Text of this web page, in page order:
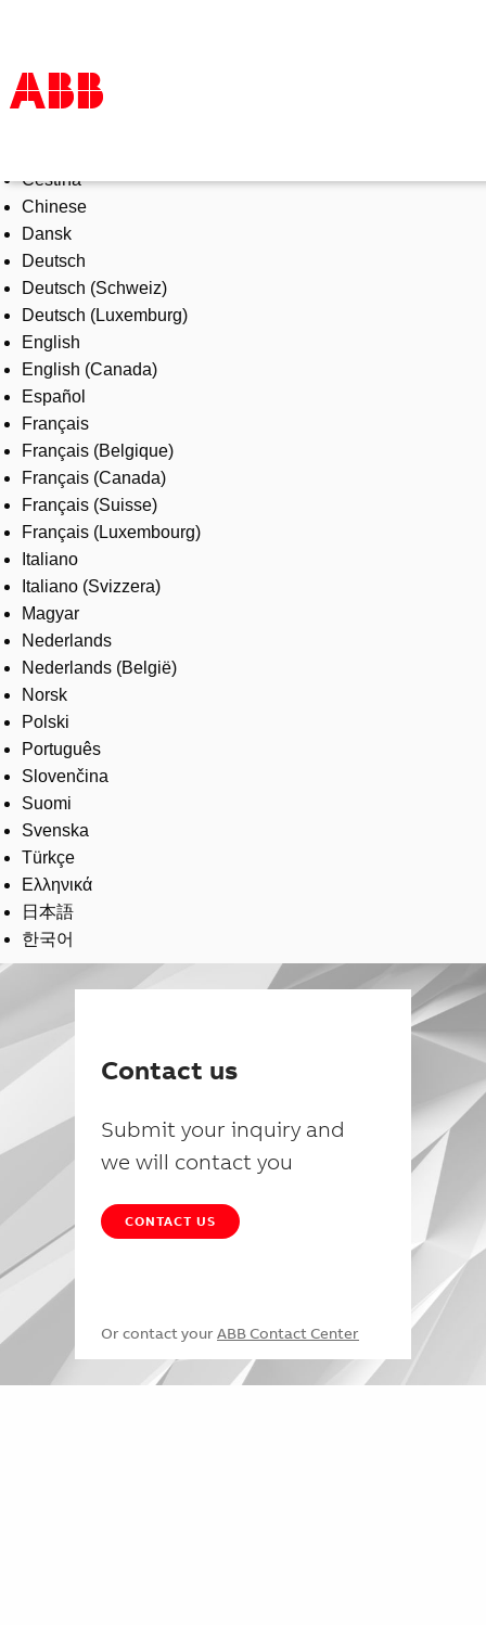
Products & Solutions
Industries
Services
About us
Where to buy
Contact us
Careers
Čeština
Chinese
Dansk
Deutsch
Deutsch (Schweiz)
Deutsch (Luxemburg)
English
English (Canada)
Español
Français
Français (Belgique)
Français (Canada)
Français (Suisse)
Français (Luxembourg)
Italiano
Italiano (Svizzera)
Magyar
Nederlands
Nederlands (België)
Norsk
Polski
Português
Slovenčina
Suomi
Svenska
Türkçe
Ελληνικά
日本語
한국어
Contact us
Submit your inquiry and
we will contact you
CONTACT US
Or contact your ABB Contact Center